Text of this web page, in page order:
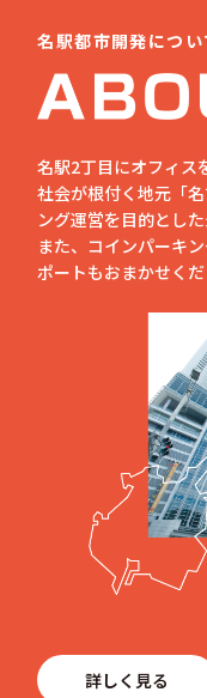
名駅都市開発につい
名駅2丁目にオフィス
社会が根付く地元「
ング運営を目的とし
また、コインパーキ
ポートもおまかせくだ
詳しく見る